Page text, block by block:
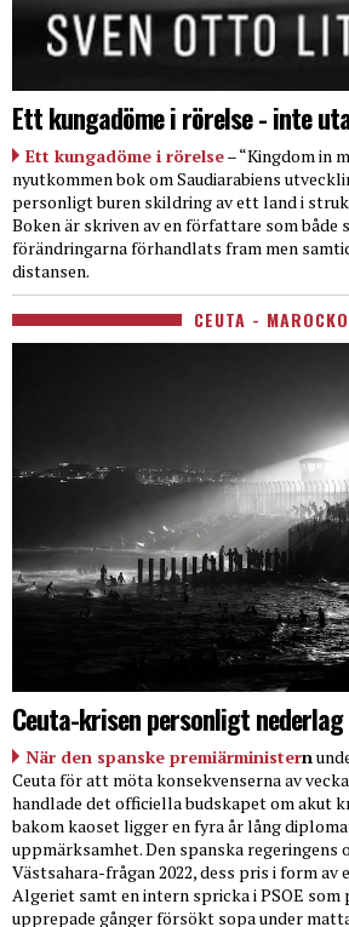
Ett kungadöme i rörelse - inte
Ett kungadöme i rörelse– “Kingdom in
nyutkommen bok om Saudiarabiens
personligt buren skildring av ett land i
Boken är skriven av en författare som
förändringarna förhandlats fram men
distansen.
CEUTA - MAROCKO
Ceuta-krisen personligt nederlag
När den spanske premiärministern
Ceuta för att möta konsekvenserna av
handlade det officiella budskapet om akut
bakom kaoset ligger en fyra år lång
uppmärksamhet. Den spanska regeringens
Västsahara-frågan 2022, dess pris i form av
Algeriet samt en intern spricka i PSOE
upprepade gånger försökt sopa under